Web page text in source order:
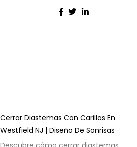
Cerrar Diastemas Con Carillas En
Westfield NJ | Diseño De Sonrisas
Descubre cómo cerrar diastemas